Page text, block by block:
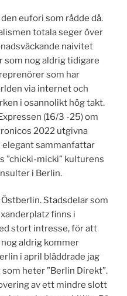
eufori som rådde då.
totala seger över
naivitet
som nog aldrig tidigare
som har
via internet och
i osannolikt hög takt.
(16/3 -25) om
2022 utgivna
elegant sammanfattar
”chicki-micki” kulturens
i Berlin.
Stadsdelar som
finns i
stort intresse, för att
aldrig kommer
i april bläddrade jag
heter ”Berlin Direkt”.
av ett mindre slott